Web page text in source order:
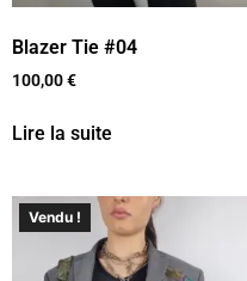
Blazer Tie #04
100,00€
Lire la suite
Vendu !